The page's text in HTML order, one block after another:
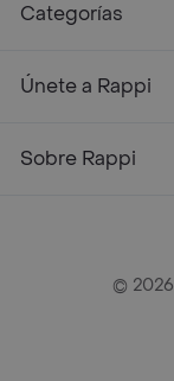
Categorías
Únete a Rappi
Sobre Rappi
© 2026